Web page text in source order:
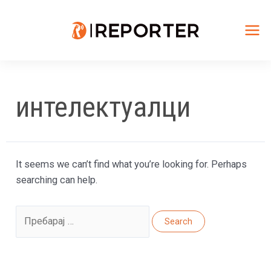
интелектуалци
It seems we can’t find what you’re looking for. Perhaps
searching can help.